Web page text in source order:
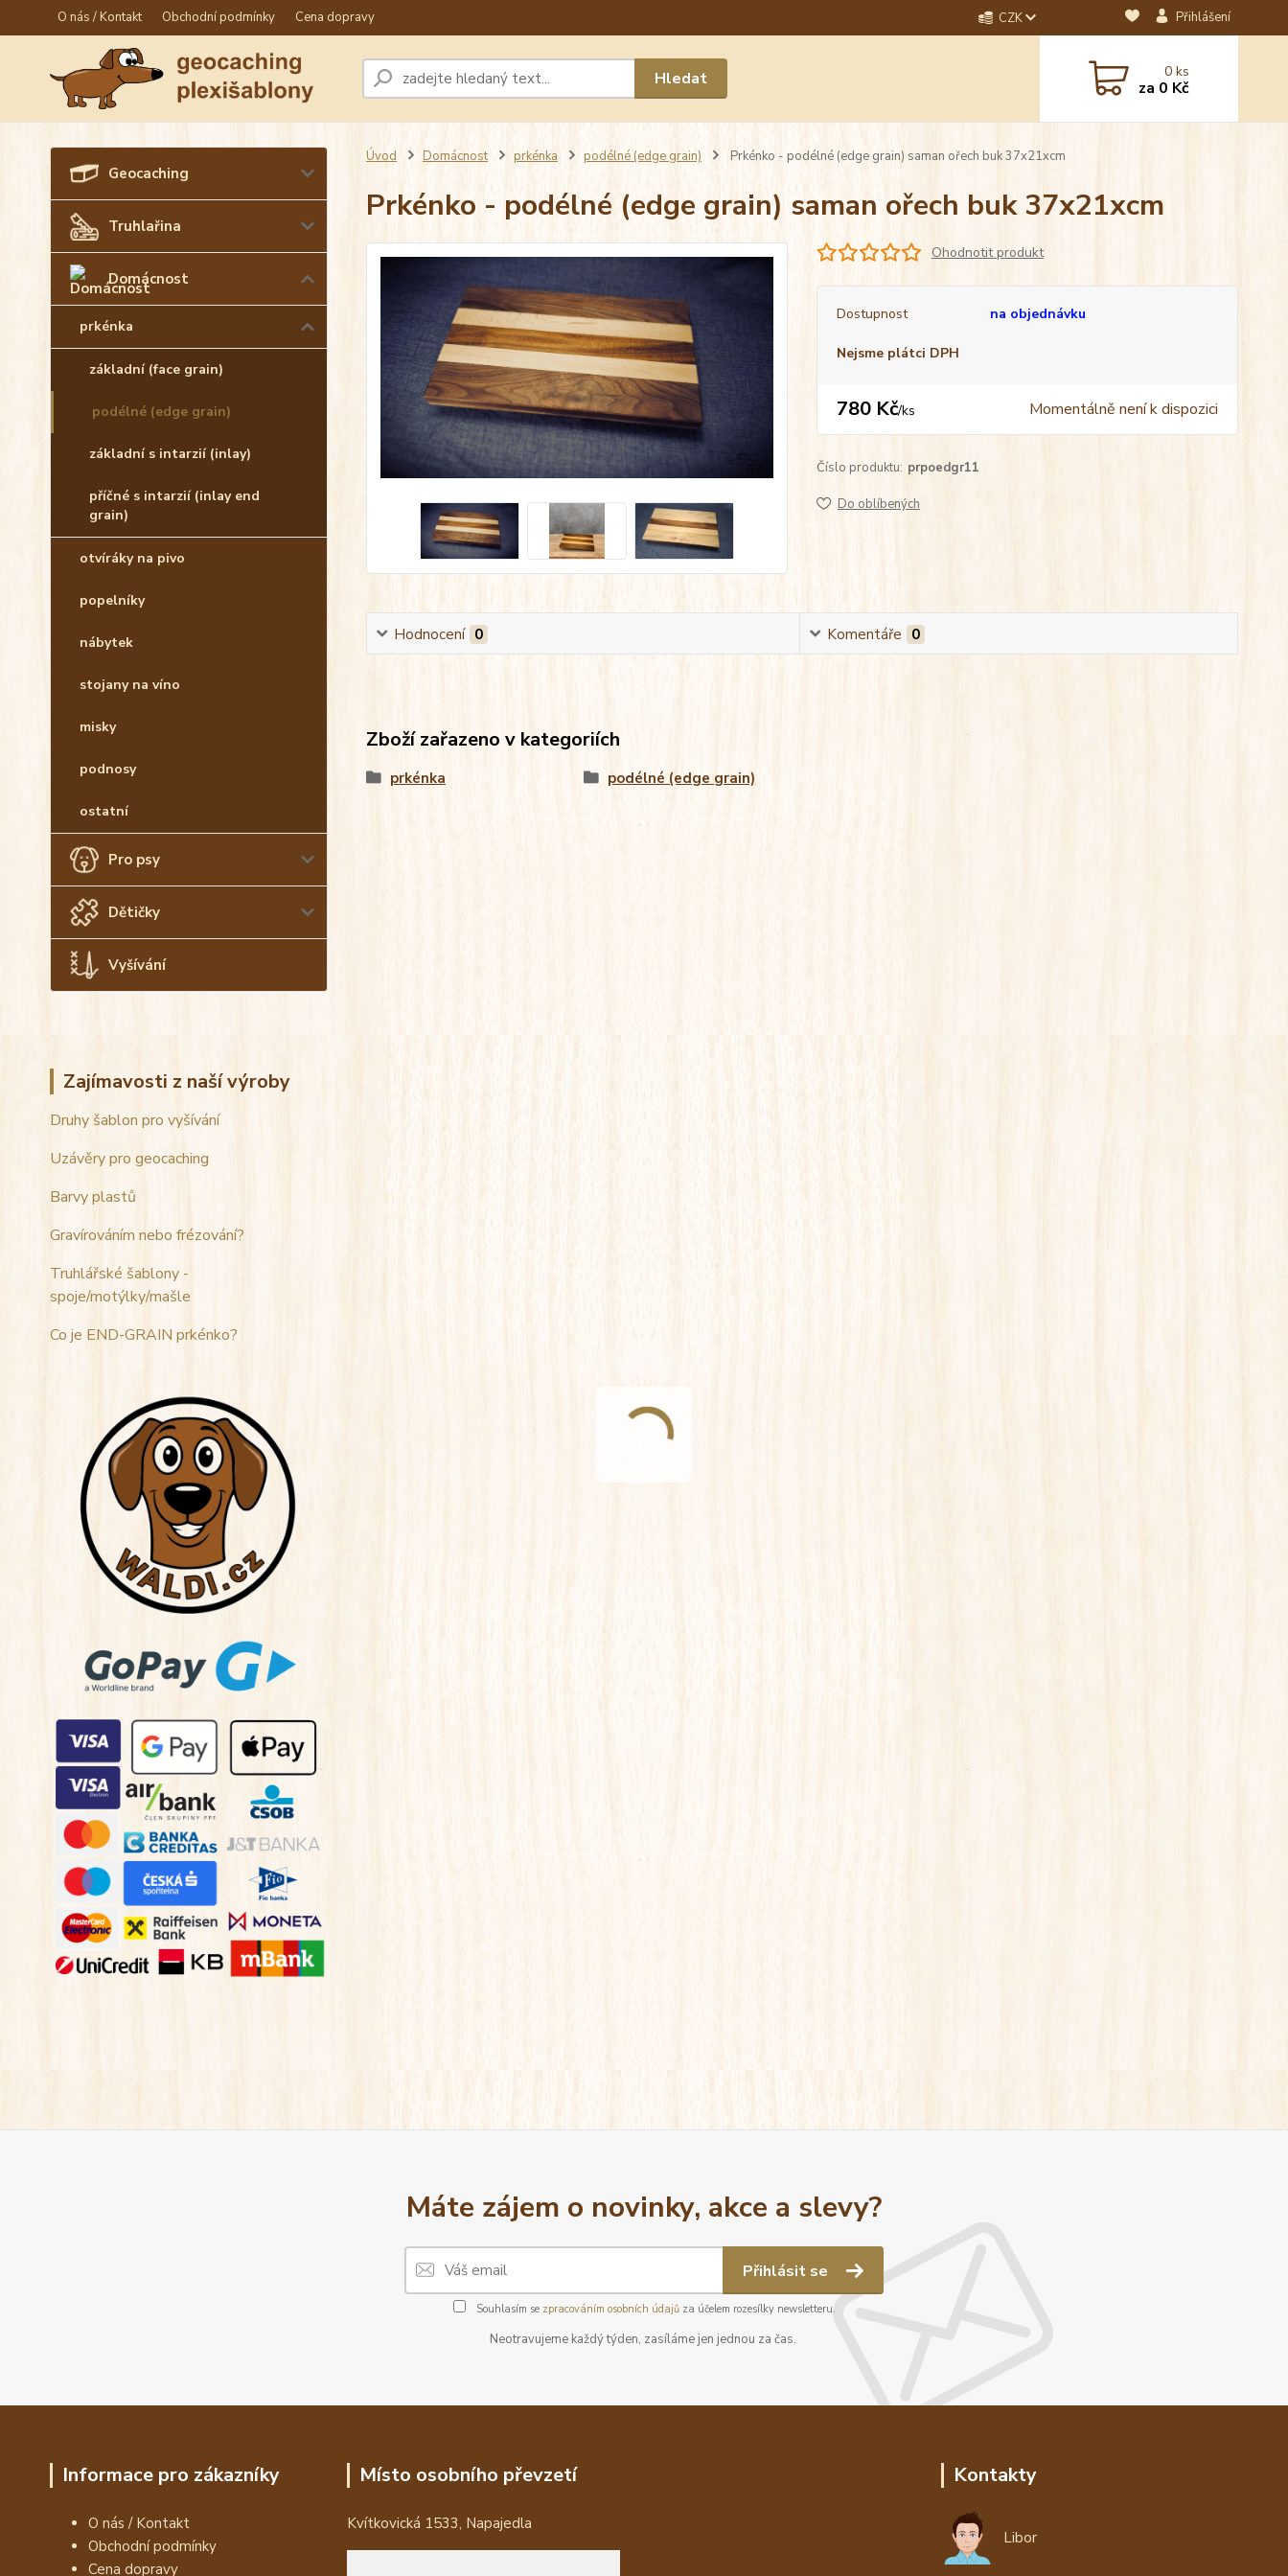
O nás / Kontakt Obchodní podmínky Cena dopravy CZK Přihlášení
Hledat 0ks
za 0 Kč
Geocaching
Truhlařina
Domácnost
prkénka
základní (face grain)
podélné (edge grain)
základní s intarzií (inlay)
příčné s intarzií (inlay end
grain)
otvíráky na pivo
popelníky
nábytek
stojany na víno
misky
podnosy
ostatní
Pro psy
Dětičky
Vyšívání
Zajímavosti z naší výroby
Druhy šablon pro vyšívání
Uzávěry pro geocaching
Barvy plastů
Gravírováním nebo frézování?
Truhlářské šablony -
spoje/motýlky/mašle
Co je END-GRAIN prkénko?
Úvod Domácnost prkénka podélné (edge grain) Prkénko - podélné (edge grain) saman ořech buk 37x21xcm
Prkénko - podélné (edge grain) saman ořech buk 37x21xcm
Ohodnotit produkt
Dostupnost na objednávku
Nejsme plátci DPH
780 Kč/ks Momentálně není k dispozici
Číslo produktu: prpoedgr11
Do oblíbených
Hodnocení 0 Komentáře 0
Zboží zařazeno v kategoriích
prkénka podélné (edge grain)
Máte zájem o novinky, akce a slevy?
Přihlásit se
Souhlasím se zpracováním osobních údajůza účelem rozesílky newsletteru.
Neotravujeme každý týden, zasíláme jen jednou za čas.
Informace pro zákazníky
O nás / Kontakt
Obchodní podmínky
Cena dopravy
Místo osobního převzetí
Kvítkovická 1533, Napajedla
Kontakty
Libor